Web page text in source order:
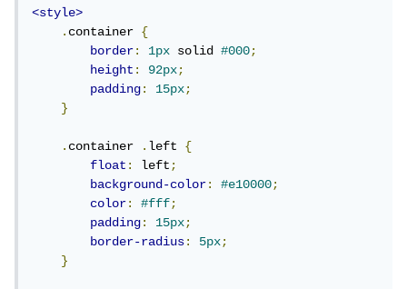
<style>
.container {
border: 1px solid #000;
height: 92px;
padding: 15px;
}
.container .left {
float: left;
background-color: #e10000;
color: #fff;
padding: 15px;
border-radius: 5px;
}